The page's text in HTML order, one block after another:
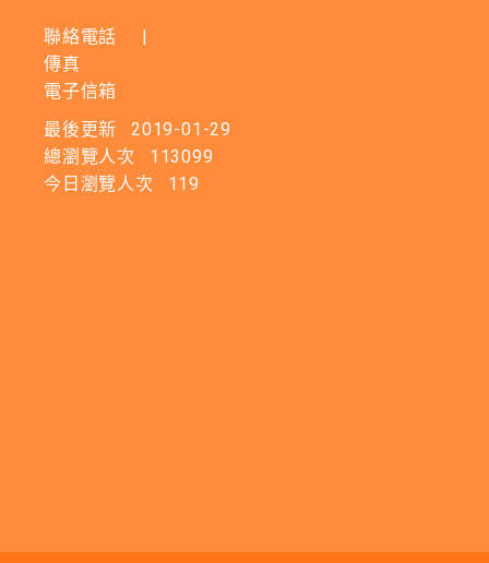
聯絡電話
|
傳真
電子信箱
最後更新
2019-01-29
總瀏覽人次
113099
今日瀏覽人次
119